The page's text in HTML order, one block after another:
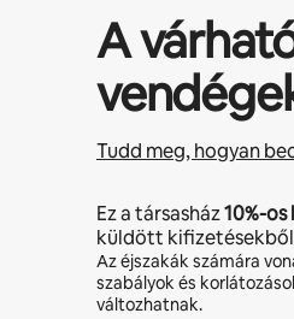
A
Tudd meg, hogyan
Ez a társasház10%-os
küldött
Az éjszakák számára
szabályok és
változhatnak.